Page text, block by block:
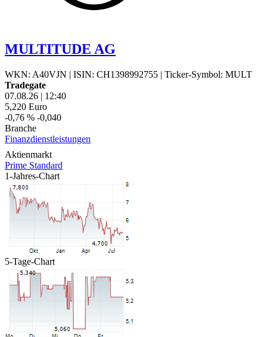
MULTITUDE AG
WKN: A40VJN | ISIN: CH1398992755 | Ticker-Symbol: MULT
Tradegate
07.08.26 | 12:40
5,220 Euro
-0,76 % -0,040
Branche
Finanzdienstleistungen
Aktienmarkt
Prime Standard
1-Jahres-Chart
5-Tage-Chart